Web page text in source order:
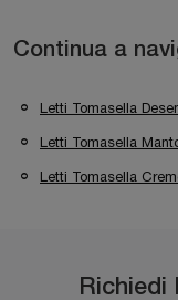
Continua a
Letti Tomasella
Letti Tomasella
Letti Tomasella
Richiedi